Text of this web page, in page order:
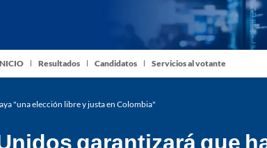
Resultados Candidatos Servicios al votante
"una elección libre y justa en Colombia"
garantizará que